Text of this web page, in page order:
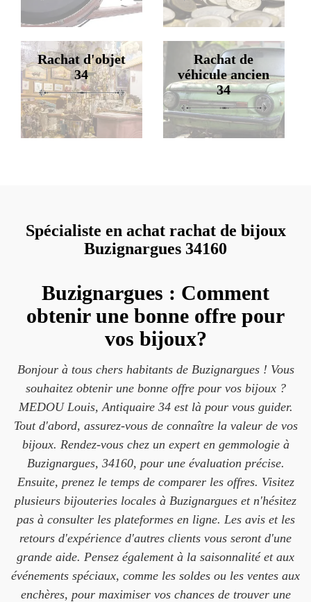
Rachat d'objet
34
Rachat de
véhicule ancien
34
Spécialiste en achat rachat de bijoux
Buzignargues 34160
Buzignargues : Comment
obtenir une bonne offre pour
vos bijoux?
Bonjour à tous chers habitants de Buzignargues ! Vous
souhaitez obtenir une bonne offre pour vos bijoux ?
MEDOU Louis, Antiquaire 34 est là pour vous guider.
Tout d'abord, assurez-vous de connaître la valeur de vos
bijoux. Rendez-vous chez un expert en gemmologie à
Buzignargues, 34160, pour une évaluation précise.
Ensuite, prenez le temps de comparer les offres. Visitez
plusieurs bijouteries locales à Buzignargues et n'hésitez
pas à consulter les plateformes en ligne. Les avis et les
retours d'expérience d'autres clients vous seront d'une
grande aide. Pensez également à la saisonnalité et aux
événements spéciaux, comme les soldes ou les ventes aux
enchères, pour maximiser vos chances de trouver une